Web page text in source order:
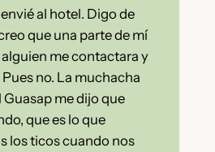
envié al hotel. Digo de
que una parte de mí
me contactara y
no. La muchacha
me dijo que
que es lo que
los ticos cuando nos